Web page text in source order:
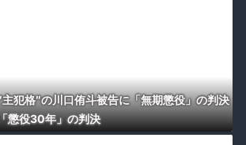
犯格″の川口侑斗被告に「無期懲役」の判決
懲役30年」の判決